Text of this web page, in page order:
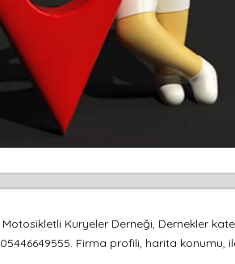
Kuryeler Derneği, Dernekler
Firma profili, harita konumu,